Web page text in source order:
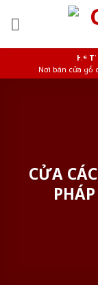
HỆ
Nơi bán cửa gỗ
CỬA